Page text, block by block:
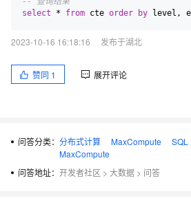
select
* from cte order by
2023-10-16 16:18:16 发布于湖北
赞同 1 展开评论
问答分类： 分布式计算 MaxCompute SQL
MaxCompute
问答地址： 开发者社区 > 大数据 > 问答